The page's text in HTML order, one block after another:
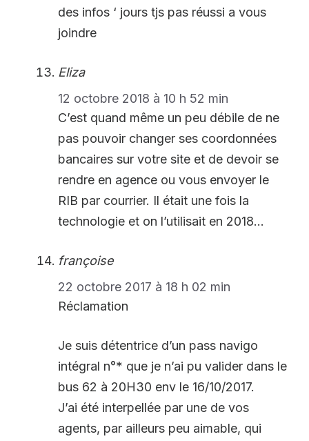
des infos ‘ jours tjs pas réussi a vous
joindre
Eliza
12 octobre 2018 à 10 h 52 min
C’est quand même un peu débile de ne
pas pouvoir changer ses coordonnées
bancaires sur votre site et de devoir se
rendre en agence ou vous envoyer le
RIB par courrier. Il était une fois la
technologie et on l’utilisait en 2018…
françoise
22 octobre 2017 à 18 h 02 min
Réclamation
Je suis détentrice d’un pass navigo
intégral n°* que je n’ai pu valider dans le
bus 62 à 20H30 env le 16/10/2017.
J’ai été interpellée par une de vos
agents, par ailleurs peu aimable, qui